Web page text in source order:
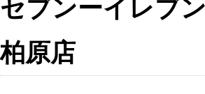
c
セブンーイレブ
柏原店